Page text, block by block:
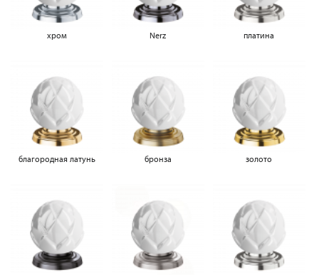
хром Nerz платина
благородная латунь бронза золото